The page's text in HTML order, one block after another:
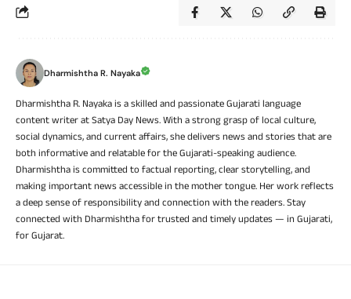
Dharmishtha R. Nayaka
Dharmishtha R. Nayaka is a skilled and passionate Gujarati language
content writer at Satya Day News. With a strong grasp of local culture,
social dynamics, and current affairs, she delivers news and stories that are
both informative and relatable for the Gujarati-speaking audience.
Dharmishtha is committed to factual reporting, clear storytelling, and
making important news accessible in the mother tongue. Her work reflects
a deep sense of responsibility and connection with the readers. Stay
connected with Dharmishtha for trusted and timely updates — in Gujarati,
for Gujarat.